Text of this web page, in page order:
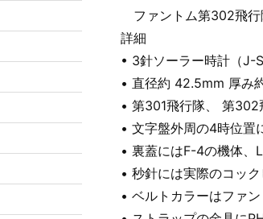
ファントム第302飛行
詳細
• 3針ソーラー時計（J-
• 直径約 42.5mm 厚み
• 第301飛行隊、 第
• 文字盤外周の4時位置
• 裏蓋にはF-4の機体、
• 秒針には実際のコッ
• ベルトカラーはファ